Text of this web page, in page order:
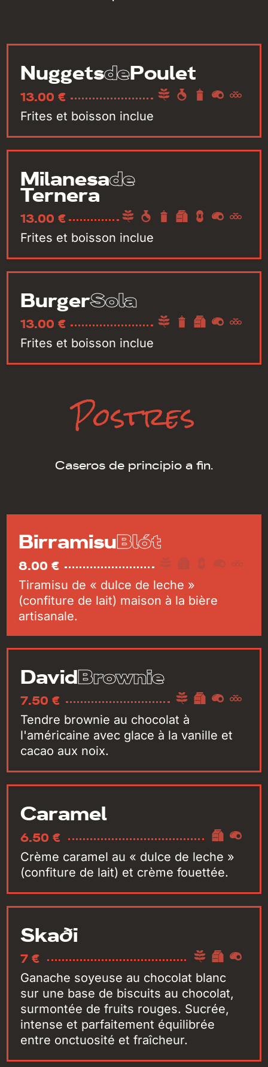
NuggetsdePoulet
13.00 €
Frites et boisson inclue
Milanesade
Ternera
13.00 €
Frites et boisson inclue
BurgerSola
13.00 €
Frites et boisson inclue
Postres
Caseros de principio a fin.
BirramisuBlót
8.00 €
Tiramisu de « dulce de leche »
(confiture de lait) maison à la bière
artisanale.
DavidBrownie
7.50 €
Tendre brownie au chocolat à
l'américaine avec glace à la vanille et
cacao aux noix.
Caramel
6.50 €
Crème caramel au « dulce de leche »
(confiture de lait) et crème fouettée.
Skaði
7 €
Ganache soyeuse au chocolat blanc
sur une base de biscuits au chocolat,
surmontée de fruits rouges. Sucrée,
intense et parfaitement équilibrée
entre onctuosité et fraîcheur.